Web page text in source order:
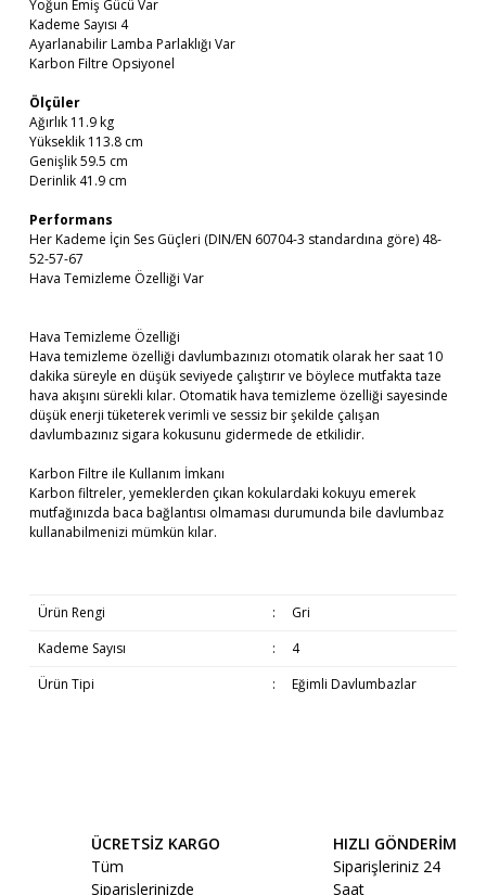
Yoğun Emiş Gücü Var
Kademe Sayısı 4
Ayarlanabilir Lamba Parlaklığı Var
Karbon Filtre Opsiyonel
Ölçüler
Ağırlık 11.9 kg
Yükseklik 113.8 cm
Genişlik 59.5 cm
Derinlik 41.9 cm
Performans
Her Kademe İçin Ses Güçleri (DIN/EN 60704-3 standardına göre) 48-
52-57-67
Hava Temizleme Özelliği Var
Hava Temizleme Özelliği
Hava temizleme özelliği davlumbazınızı otomatik olarak her saat 10
dakika süreyle en düşük seviyede çalıştırır ve böylece mutfakta taze
hava akışını sürekli kılar. Otomatik hava temizleme özelliği sayesinde
düşük enerji tüketerek verimli ve sessiz bir şekilde çalışan
davlumbazınız sigara kokusunu gidermede de etkilidir.
Karbon Filtre ile Kullanım İmkanı
Karbon filtreler, yemeklerden çıkan kokulardaki kokuyu emerek
mutfağınızda baca bağlantısı olmaması durumunda bile davlumbaz
kullanabilmenizi mümkün kılar.
Ürün Rengi :
Gri
Kademe Sayısı
:
4
Ürün Tipi
: Eğimli Davlumbazlar
Yorum Yaz
Ürün resmi kalitesiz, bozuk veya görüntülenemiyor.
Beyaz Eşya ve Televizyon gibi Büyük
Ürünler;
ÜCRETSİZ KARGO
Tüm
Siparişlerinizde
HIZLI GÖNDERİM
Siparişleriniz 24
Saat